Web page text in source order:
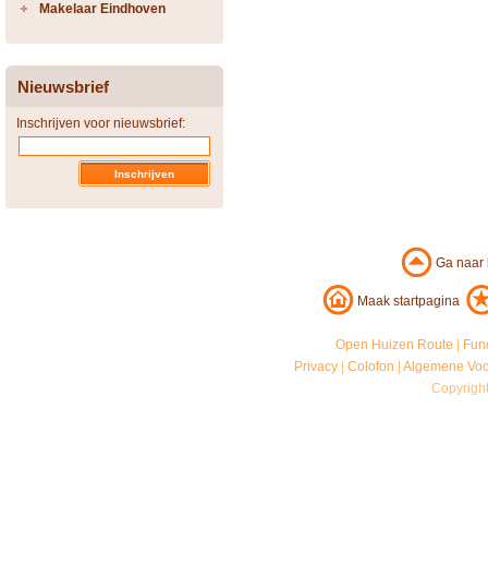
Makelaar Eindhoven
Nieuwsbrief
Inschrijven voor nieuwsbrief:
Ga
Maak startpagina
Open Huizen Route
Privacy |Colofon |Algemene